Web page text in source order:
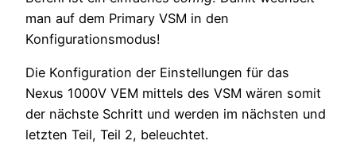
man auf dem Primary VSM in den
Konfigurationsmodus!
Die Konfiguration der Einstellungen für das
Nexus 1000V VEM mittels des VSM wären somit
der nächste Schritt und werden im nächsten und
letzten Teil, Teil 2, beleuchtet.